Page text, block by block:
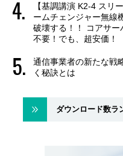
【基調講演 K2-4 スリ
ームチェンジャー無線
破壊する！！ コアサー
不要！でも、超安価
通信事業者の新たな
く秘訣とは
ダウンロード数ラ